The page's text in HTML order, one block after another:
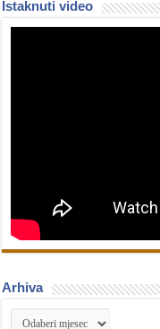
Istaknuti video
Arhiva
Arhiva